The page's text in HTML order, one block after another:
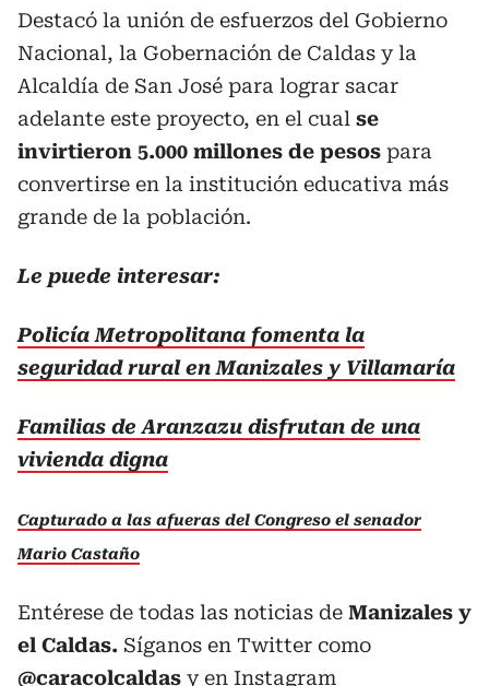
Destacó la unión de esfuerzos del Gobierno
Nacional, la Gobernación de Caldas y la
Alcaldía de San José para lograr sacar
adelante este proyecto, en el cual se
invirtieron 5.000 millones de pesos para
convertirse en la institución educativa más
grande de la población.
Le puede interesar:
Policía Metropolitana fomenta la
seguridad rural en Manizales y Villamaría
Familias de Aranzazu disfrutan de una
vivienda digna
Capturado a las afueras del Congreso el senador
Mario Castaño
Entérese de todas las noticias de Manizales y
el Caldas. Síganos en Twitter como
@caracolcaldas y en Instagram